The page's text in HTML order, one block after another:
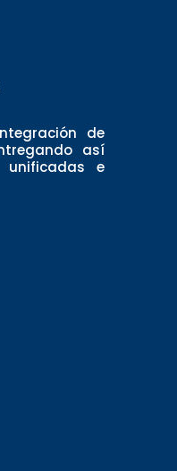
de
así
unificadas e